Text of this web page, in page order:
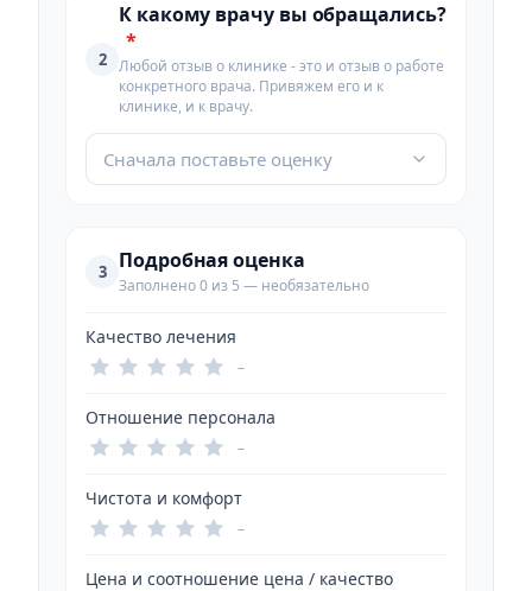
2
К какому врачу вы обращались?
*
Любой отзыв о клинике - это и отзыв о работе
конкретного врача. Привяжем его и к
клинике, и к врачу.
Сначала поставьте оценку
3 Подробная оценка
Заполнено 0 из 5 — необязательно
Качество лечения
–
Отношение персонала
–
Чистота и комфорт
–
Цена и соотношение цена / качество